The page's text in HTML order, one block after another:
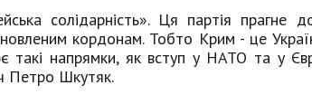
солідарність». Ця партія прагне
кордонам. Тобто Крим - це
такі напрямки, як вступ у НАТО та у
Петро Шкутяк.